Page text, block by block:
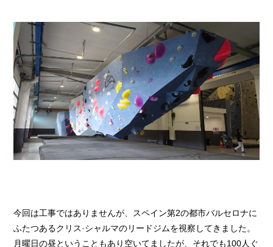
今回は工事ではありませんが、スペイン第2の都市バルセロナに
ふたつあるクリス·シャルマのリードジムを視察してきました。
月曜日の昼ということもあり空いてましたが、それでも100人ぐ